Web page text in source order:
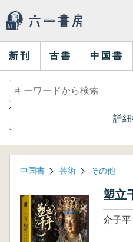
新刊 古書 中国書
詳
中国書 芸術 その他
塑立
介子平